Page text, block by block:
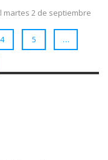
martes 2 de septiembre
4 5 …